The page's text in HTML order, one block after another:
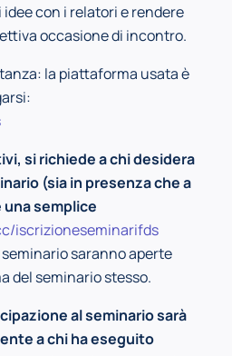
con i relatori e rendere
occasione di incontro.
la piattaforma usata è
si richiede a chi desidera
(sia in presenza che a
semplice
iscrizioneseminarifds
saranno aperte
del seminario stesso.
al seminario sarà
a chi ha eseguito